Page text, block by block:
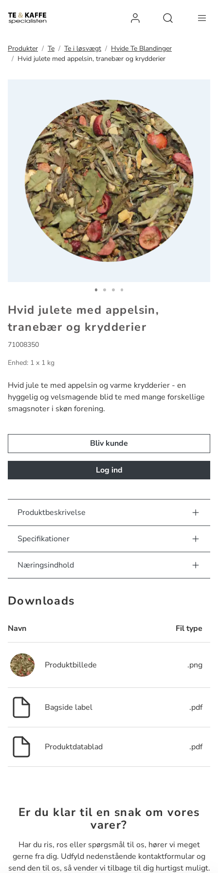
Log ind
Produkter Te Te i løsvægt
Hvide Te Blandinger
Hvid julete med appelsin, tranebær og krydderier
Hvid julete med appelsin,
tranebær og krydderier
71008350
Enhed: 1 x 1 kg
Hvid jule te med appelsin og varme krydderier - en
hyggelig og velsmagende blid te med mange forskellige
smagsnoter i skøn forening.
Bliv kunde
Log ind
Produktbeskrivelse
Specifikationer
Næringsindhold
Downloads
Navn Fil type
Produktbillede .png
Bagside label .pdf
Produktdatablad .pdf
Er du klar til en snak om vores
varer?
Har du ris, ros eller spørgsmål til os, hører vi meget
gerne fra dig. Udfyld nedenstående kontaktformular og
send den til os, så vender vi tilbage til dig hurtigst muligt.